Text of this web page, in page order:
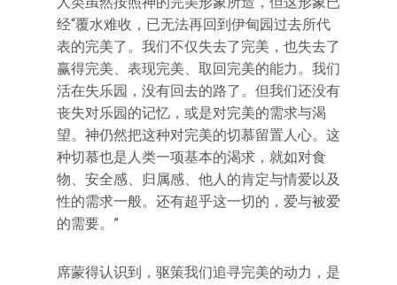
经“覆水难收，已无法再回到伊甸园过去所代
表的完美了。我们不仅失去了完美，也失去了
赢得完美、表现完美、取回完美的能力。我们
活在失乐园，没有回去的路了。但我们还没有
丧失对乐园的记忆，或是对完美的需求与渴
望。神仍然把这种对完美的切慕留置人心。这
种切慕也是人类一项基本的渴求，就如对食
物、安全感、归属感、他人的肯定与情爱以及
性的需求一般。还有超乎这一切的，爱与被爱
的需要。”
席蒙得认识到，驱策我们追寻完美的动力，是